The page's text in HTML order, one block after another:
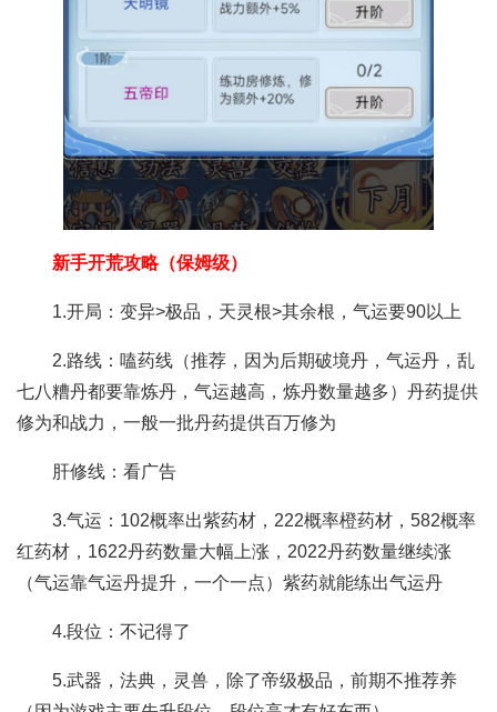
新手开荒攻略（保姆级）
1.开局：变异>极品，天灵根>其余根，气运要90以上
2.路线：嗑药线（推荐，因为后期破境丹，气运丹，乱
七八糟丹都要靠炼丹，气运越高，炼丹数量越多）丹药提供
修为和战力，一般一批丹药提供百万修为
肝修线：看广告
3.气运：102概率出紫药材，222概率橙药材，582概率
红药材，1622丹药数量大幅上涨，2022丹药数量继续涨
（气运靠气运丹提升，一个一点）紫药就能练出气运丹
4.段位：不记得了
5.武器，法典，灵兽，除了帝级极品，前期不推荐养